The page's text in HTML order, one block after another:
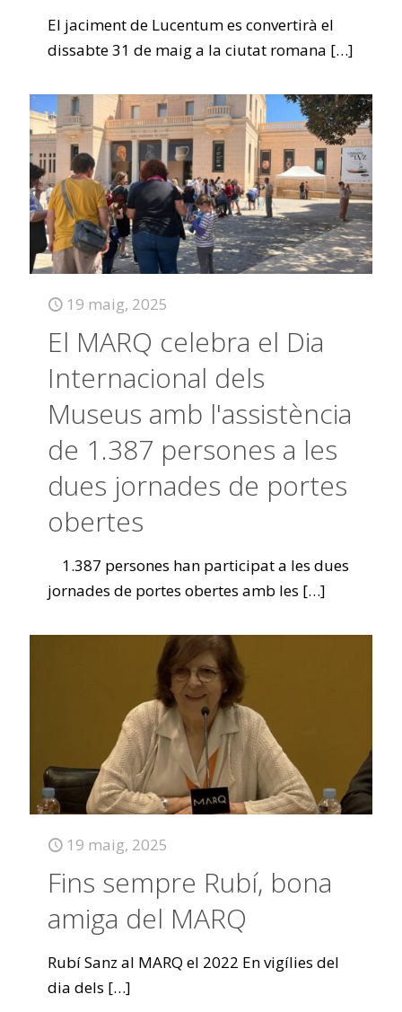
El jaciment de Lucentum es convertirà el
dissabte 31 de maig a la ciutat romana […]
19 maig, 2025
El MARQ celebra el Dia
Internacional dels
Museus amb l'assistència
de 1.387 persones a les
dues jornades de portes
obertes
1.387 persones han participat a les dues
jornades de portes obertes amb les […]
19 maig, 2025
Fins sempre Rubí, bona
amiga del MARQ
Rubí Sanz al MARQ el 2022 En vigílies del
dia dels […]